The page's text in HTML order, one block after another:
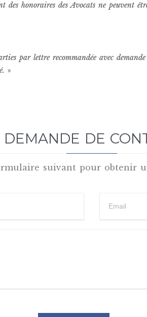
honoraires des Avocats ne peuvent
par lettre recommandée avec demande
»
DEMANDE DE
suivant pour obtenir